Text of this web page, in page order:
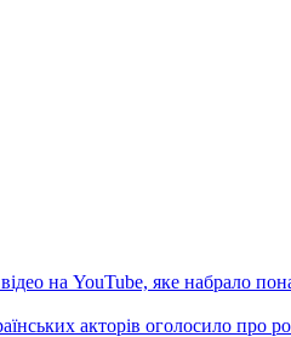
на YouTube, яке набрало
акторів оголосило про